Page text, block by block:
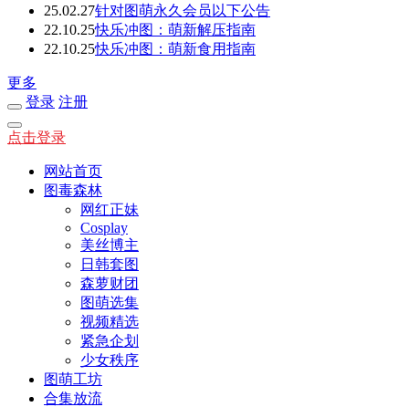
25.02.27针对图萌永久会员以下公告
22.10.25快乐冲图：萌新解压指南
22.10.25快乐冲图：萌新食用指南
更多
登录 注册
点击登录
网站首页
图毒森林
网红正妹
Cosplay
美丝博主
日韩套图
森萝财团
图萌选集
视频精选
紧急企划
少女秩序
图萌工坊
合集放流